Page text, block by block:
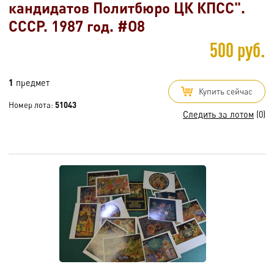
кандидатов Политбюро ЦК КПСС".
СССР. 1987 год. #O8
500 руб.
1 предмет
Номер лота: 51043
Купить сейчас
Следить за лотом (0)